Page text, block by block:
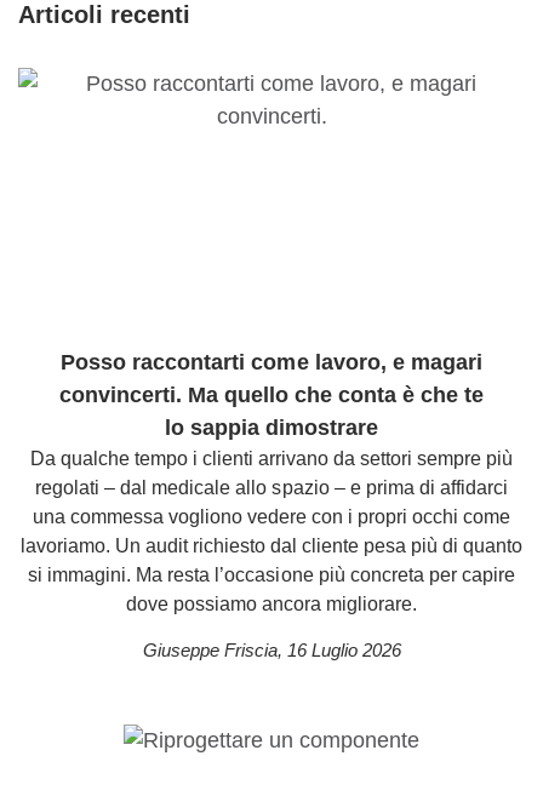
Articoli recenti
Posso raccontarti come lavoro, e magari
convincerti. Ma quello che conta è che te
lo sappia dimostrare
Da qualche tempo i clienti arrivano da settori sempre più
regolati – dal medicale allo spazio – e prima di affidarci
una commessa vogliono vedere con i propri occhi come
lavoriamo. Un audit richiesto dal cliente pesa più di quanto
si immagini. Ma resta l’occasione più concreta per capire
dove possiamo ancora migliorare.
Giuseppe Friscia, 16 Luglio 2026